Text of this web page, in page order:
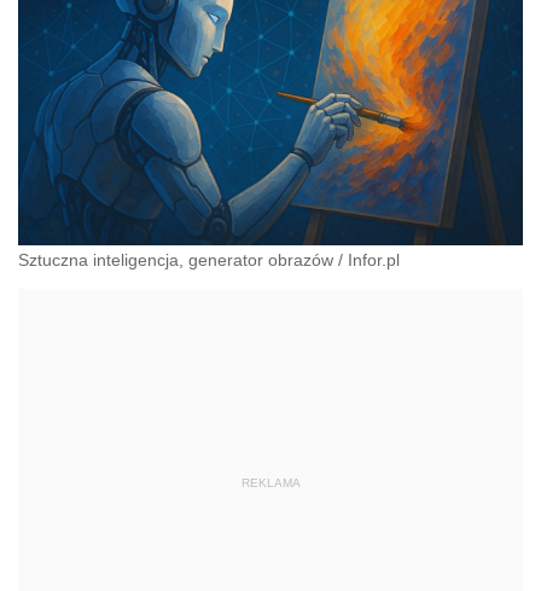
Sztuczna inteligencja, generator obrazów / Infor.pl